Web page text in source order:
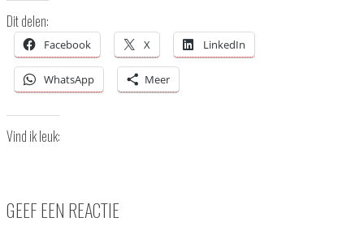
Dit delen:
Facebook X LinkedIn
WhatsApp Meer
Vind ik leuk:
GEEF EEN REACTIE